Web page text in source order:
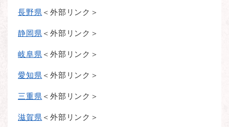
長野県 ＜外部リンク＞
静岡県 ＜外部リンク＞
岐阜県 ＜外部リンク＞
愛知県 ＜外部リンク＞
三重県 ＜外部リンク＞
滋賀県 ＜外部リンク＞